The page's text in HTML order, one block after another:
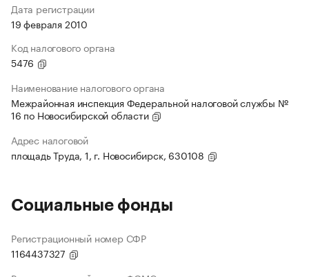
Дата регистрации
19 февраля 2010
Код налогового органа
5476
Наименование налогового органа
Межрайонная инспекция Федеральной налоговой службы №
16 по Новосибирской области
Адрес налоговой
площадь Труда, 1, г. Новосибирск, 630108
Социальные фонды
Регистрационный номер СФР
1164437327